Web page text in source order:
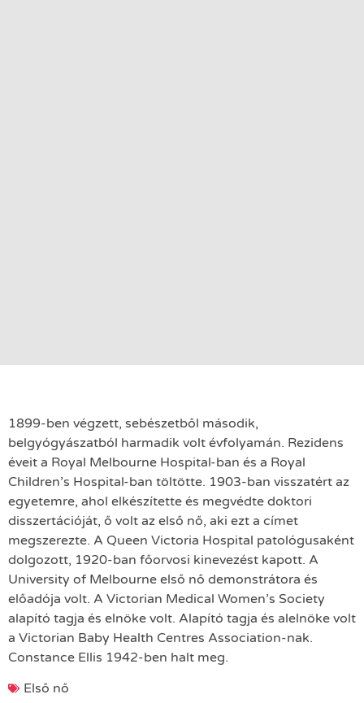
1899-ben végzett, sebészetből második,
belgyógyászatból harmadik volt évfolyamán. Rezidens
éveit a Royal Melbourne Hospital-ban és a Royal
Children’s Hospital-ban töltötte. 1903-ban visszatért az
egyetemre, ahol elkészítette és megvédte doktori
disszertációját, ő volt az első nő, aki ezt a címet
megszerezte. A Queen Victoria Hospital patológusaként
dolgozott, 1920-ban főorvosi kinevezést kapott. A
University of Melbourne első nő demonstrátora és
előadója volt. A Victorian Medical Women’s Society
alapító tagja és elnöke volt. Alapító tagja és alelnöke volt
a Victorian Baby Health Centres Association-nak.
Constance Ellis 1942-ben halt meg.
Első nő